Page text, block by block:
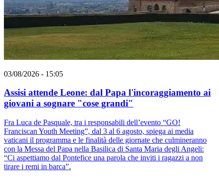
03/08/2026 - 15:05
Assisi attende Leone: dal Papa l'incoraggiamento ai
giovani a sognare "cose grandi"
Fra Luca de Pasquale, tra i responsabili dell’evento “GO!
Franciscan Youth Meeting”, dal 3 al 6 agosto, spiega ai media
vaticani il programma e le finalità delle giornate che culmineranno
con la Messa del Papa nella Basilica di Santa Maria degli Angeli:
“Ci aspettiamo dal Pontefice una parola che inviti i ragazzi a non
tirare i remi in barca”.